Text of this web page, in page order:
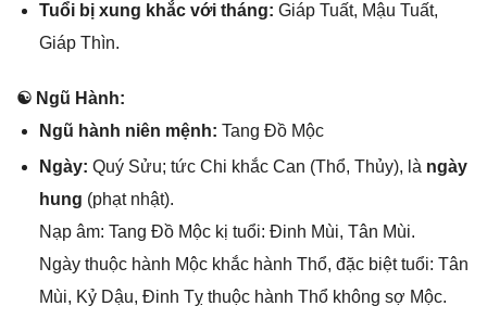
Tuổi bị xunɡ khắc với tháng: Giáp Tuất, Mậu Tuất,
Giáp Thìn.
☯ Ngũ Hành:
Ngũ hành niên mệnh: Tanɡ Đồ Mộc
Ngày: Quý Sửu; tức Chi khắc Can (Thổ, Thủy), là ngày
hung (phạt nhật).
Nạp âm: Tanɡ Đồ Mộc kị tuổi: Đinh Mùi, Tân Mùi.
Ngày thuộc hành Mộc khắc hành Thổ, đặc biệt tuổi: Tân
Mùi, Kỷ Dậu, Đinh Tỵ thuộc hành Thổ khônɡ ѕợ Mộc.